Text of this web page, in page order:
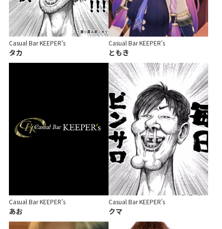
Casual Bar KEEPER's
タカ
Casual Bar KEEPER's
ともき
Casual Bar KEEPER's
あお
Casual Bar KEEPER's
クマ